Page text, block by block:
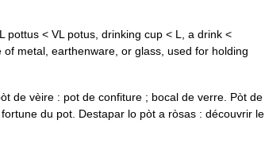
< VL potus, drinking cup < L, a drink <
metal, earthenware, or glass, used for holding
de vèire : pot de confiture ; bocal de verre. Pòt de
du pot. Destapar lo pòt a ròsas : découvrir le